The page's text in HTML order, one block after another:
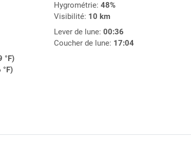
Hygrométrie: 48%
Visibilité: 10 km
Lever de lune: 00:36
Coucher de lune: 17:04
°F)
°F)